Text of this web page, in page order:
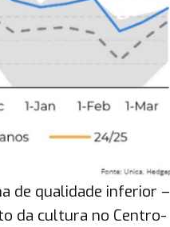
de qualidade inferior –
da cultura no Centro-